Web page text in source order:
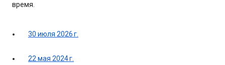
время.
30 июля 2026 г.
22 мая 2024 г.